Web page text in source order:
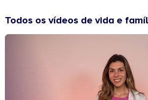
Todos os vídeos de vida e